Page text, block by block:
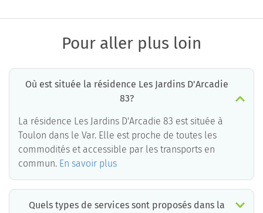
Pour aller plus loin
Où est située la résidence Les Jardins D'Arcadie
83?
La résidence Les Jardins D'Arcadie 83 est située à
Toulon dans le Var. Elle est proche de toutes les
commodités et accessible par les transports en
commun. En savoir plus
Quels types de services sont proposés dans la